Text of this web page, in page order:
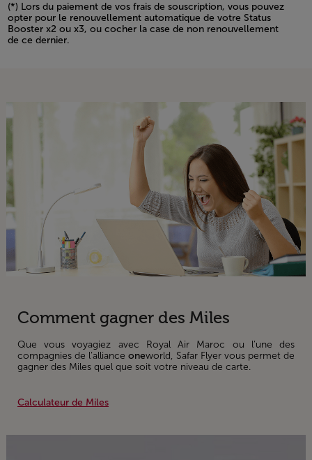
(*) Lors du paiement de vos frais de souscription, vous pouvez
opter pour le renouvellement automatique de votre Status
Booster x2 ou x3, ou cocher la case de non renouvellement
de ce dernier.
Comment gagner des Miles
Que vous voyagiez avec Royal Air Maroc ou l’une des
compagnies de l’allianceoneworld, Safar Flyer vous permet de
gagner des Miles quel que soit votre niveau de carte.
Calculateur de Miles